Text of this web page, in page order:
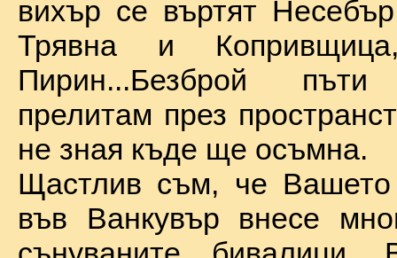
вихър се въртят
Трявна и
Пирин...Безброй
прелитам през
не зная къде ще осъмна.
Щастлив съм, че Вашето
във Ванкувър внесе